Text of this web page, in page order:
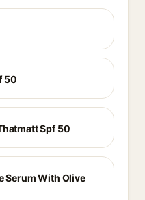
50
Spf 50
Serum With Olive